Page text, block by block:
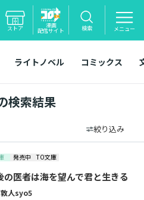
ストア 漫画
配信サイト 検索 メニュー
ライトノベル コミックス
検索結果
絞り込み
発売中 TO文庫
の医者は海を望んで君と生きる
人syo5